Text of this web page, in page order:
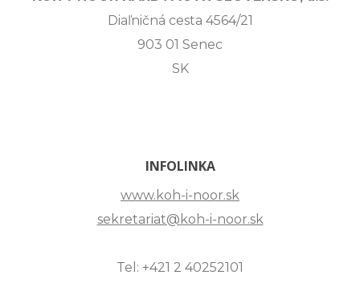
Diaľničná cesta 4564/21
903 01 Senec
SK
INFOLINKA
www.koh-i-noor.sk
sekretariat@koh-i-noor.sk
Tel: +421 2 40252101